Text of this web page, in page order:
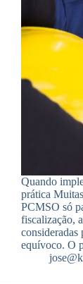
Quando
prática
PCMSO só
fiscalização,
consideradas
equívoco. O